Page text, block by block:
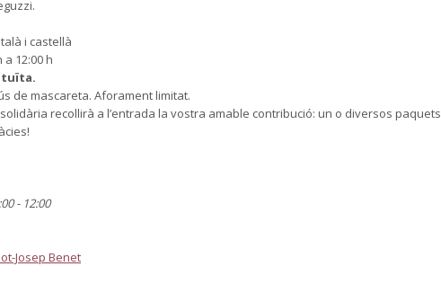
i castellà
a 12:00 h
de mascareta. Aforament limitat.
recollirà a l’entrada la vostra amable contribució: un o diversos paquets
- 12:00
Josep Benet